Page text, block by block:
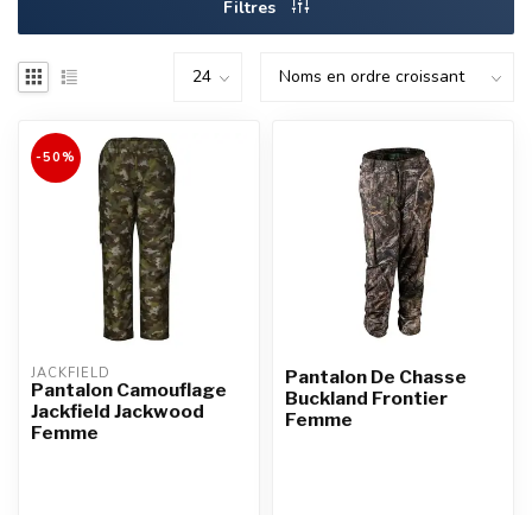
Filtres
-50%
JACKFIELD
Pantalon Camouflage
Jackfield Jackwood
Femme
Pantalon De Chasse
Buckland Frontier
Femme